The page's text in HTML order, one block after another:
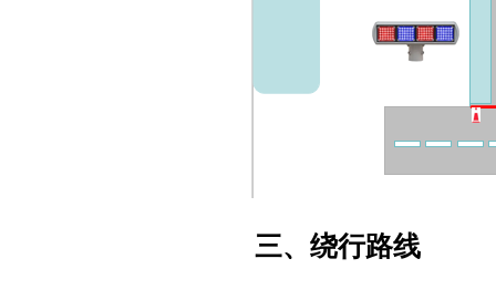
三、绕行路线